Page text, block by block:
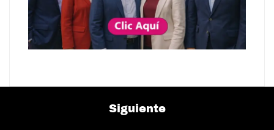
Siguiente